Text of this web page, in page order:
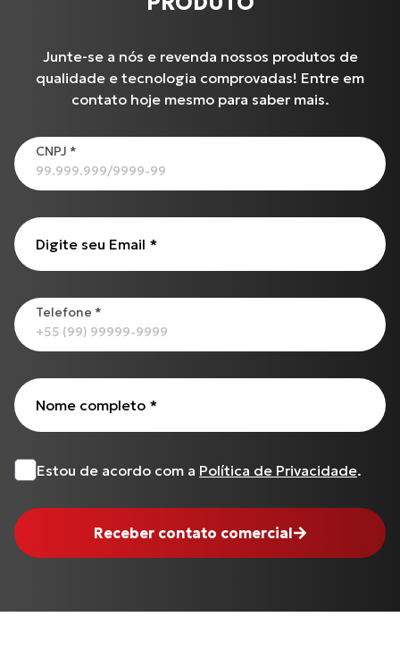
Produtos
XL-883N Iron INJETADA
Cabo de Embreagem para S-1000 R (17 até 18)
Cabo de Embreagem para INTERCEPTOR-650
CG-125 CARGO
Todos os produtos
Junte-se a nós e revenda nossos produtos de
qualidade e tecnologia comprovadas! Entre em
contato hoje mesmo para saber mais.
CNPJ *
Digite seu Email *
Telefone *
Nome completo *
Estou de acordo com a Política de Privacidade.
Receber contato comercial